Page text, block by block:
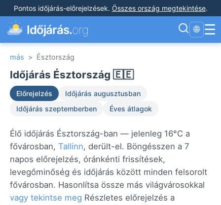
Pontos időjárás-előrejelzések. Összes ország megtekintése.
Időjárás.org 🌐 ☰
más > Észtország
Időjárás Észtország 🇪🇪
Előrejelzés
Időjárás augusztusban
Időjárás szeptemberben
Éves átlagok
Élő időjárás Észtország-ban — jelenleg 16°C a
fővárosban, Tallinn, derült-el. Böngésszen a 7
napos előrejelzés, óránkénti frissítések,
levegőminőség és időjárás között minden felsorolt
fővárosban. Hasonlítsa össze más világvárosokkal
vagy tekintse meg Részletes előrejelzés a